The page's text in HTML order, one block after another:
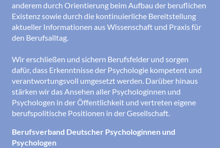
anderem durch Orientierung beim Aufbau der beruflichen
Existenz sowie durch die kontinuierliche Bereitstellung
aktueller Informationen aus Wissenschaft und Praxis für
den Berufsalltag.
Wir erschließen und sichern Berufsfelder und sorgen
dafür, dass Erkenntnisse der Psychologie kompetent und
verantwortungsvoll umgesetzt werden. Darüber hinaus
stärken wir das Ansehen aller Psychologinnen und
Psychologen in der Öffentlichkeit und vertreten eigene
berufspolitische Positionen in der Gesellschaft.
Berufsverband Deutscher Psychologinnen und
Psychologen